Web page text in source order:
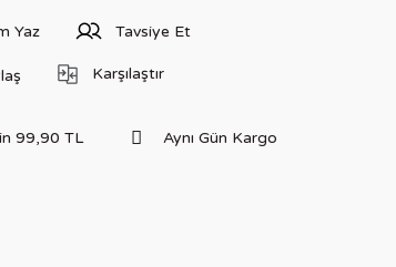
Yaz Tavsiye Et
Karşılaştır
99,90 TL Aynı Gün Kargo